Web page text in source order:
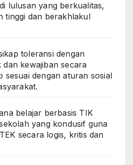
lulusan yang berkualitas,
tinggi dan berakhlakul
toleransi dengan
dan kewajiban secara
sesuai dengan aturan sosial
belajar berbasis TIK
yang kondusif guna
secara logis, kritis dan